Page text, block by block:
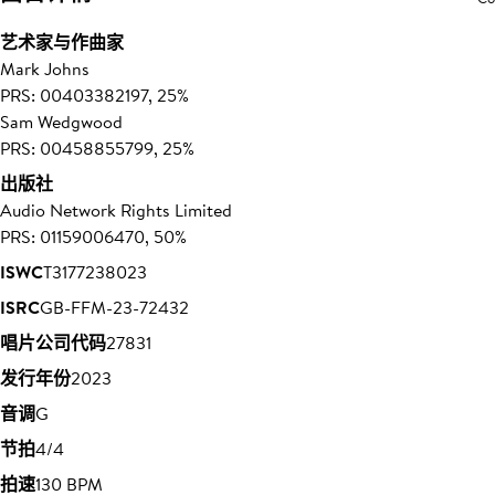
艺术家与作曲家
Mark Johns
PRS: 00403382197, 25%
Sam Wedgwood
PRS: 00458855799, 25%
出版社
Audio Network Rights Limited
PRS: 01159006470, 50%
ISWCT3177238023
ISRCGB-FFM-23-72432
唱片公司代码27831
发行年份2023
音调G
节拍4/4
拍速130 BPM